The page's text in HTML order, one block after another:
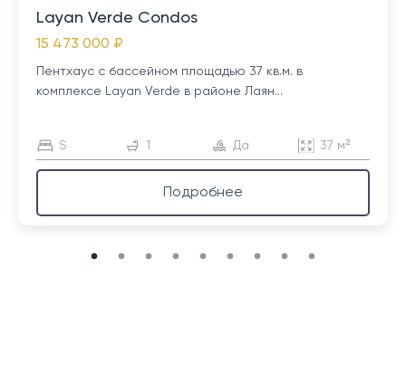
Layan Verde Condos
15 473 000 ₽
Пентхаус с бассейном площадью 37 кв.м. в
комплексе Layan Verde в районе Лаян...
S 1 Да 37 м²
Подробнее